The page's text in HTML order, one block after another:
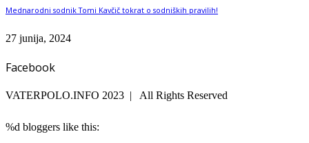
Mednarodni sodnik Tomi Kavčič tokrat o sodniških pravilih!
27 junija, 2024
Facebook
VATERPOLO.INFO 2023 | All Rights Reserved
%d bloggers like this: